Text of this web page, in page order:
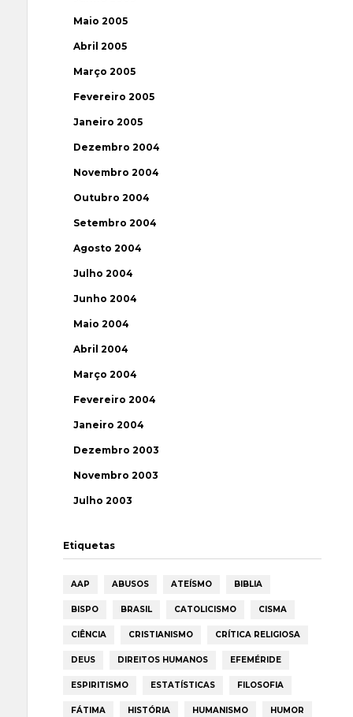
Maio 2005
Abril 2005
Março 2005
Fevereiro 2005
Janeiro 2005
Dezembro 2004
Novembro 2004
Outubro 2004
Setembro 2004
Agosto 2004
Julho 2004
Junho 2004
Maio 2004
Abril 2004
Março 2004
Fevereiro 2004
Janeiro 2004
Dezembro 2003
Novembro 2003
Julho 2003
Etiquetas
AAP ABUSOS ATEÍSMO BIBLIA
BISPO BRASIL CATOLICISMO CISMA
CIÊNCIA CRISTIANISMO CRÍTICA RELIGIOSA
DEUS DIREITOS HUMANOS EFEMÉRIDE
ESPIRITISMO ESTATÍSTICAS FILOSOFIA
FÁTIMA HISTÓRIA HUMANISMO HUMOR